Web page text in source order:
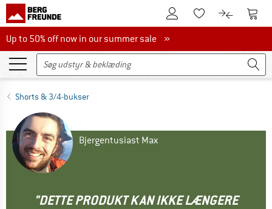
Til kundekontoenTil huskesedlen.
Til Til
Up to 50% off now in our summer sale
Up to 50% off now in our summer sale »
Shorts & 3/4-bukser
Bjergentusiast Max
"DETTE PRODUKT KAN IKKE LÆNGERE